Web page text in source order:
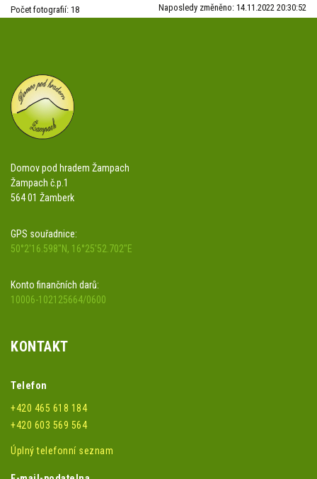
Počet fotografií: 18 Naposledy změněno: 14.11.2022 20:30:52
Domov pod hradem Žampach
Žampach č.p.1
564 01 Žamberk
GPS souřadnice:
50°2'16.598"N, 16°25'52.702"E
Konto finančních darů:
10006-102125664/0600
KONTAKT
Telefon
+420 465 618 184
+420 603 569 564
Úplný telefonní seznam